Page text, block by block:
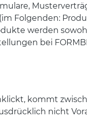
Folgenden:
werden
bei
kommt
nicht